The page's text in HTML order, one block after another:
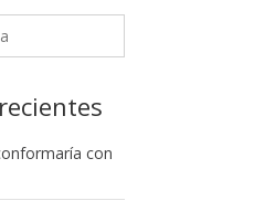
con